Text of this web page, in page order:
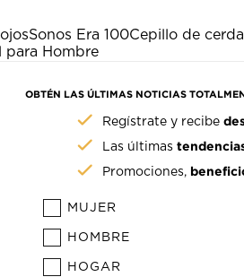
Sonos Era 100Cepillo de
para Hombre
OBTÉN LAS ÚLTIMAS NOTICIAS
Regístrate y recibe
Las últimas
Promociones,
MUJER
HOMBRE
HOGAR